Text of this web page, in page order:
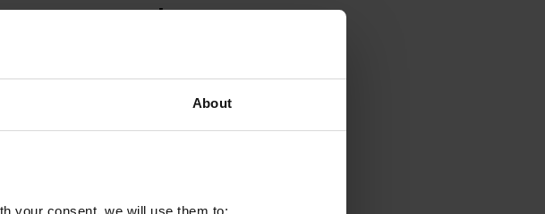
About
your consent, we will use them to:
виробництва сиру. Це тваринне
тренувань, рівня підготовки та досвіду.
протеїну (WPC), гідролізат
хорошою розчинністю,